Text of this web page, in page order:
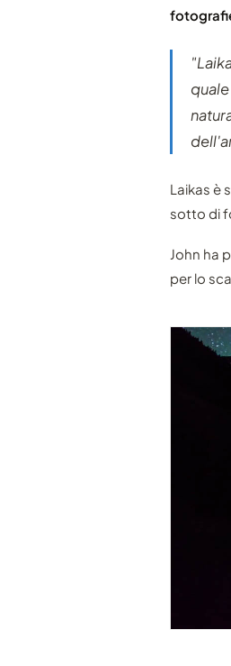
Laikas è
sotto di
John ha
per lo